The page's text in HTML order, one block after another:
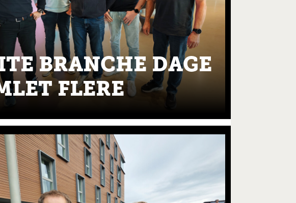
BRANCHE DAGE
FLERE